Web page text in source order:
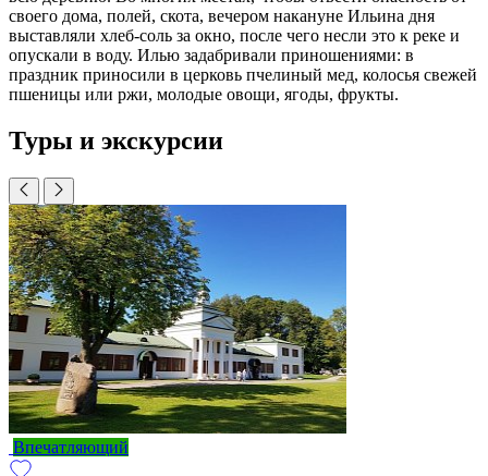
своего дома, полей, скота, вечером накануне Ильина дня
выставляли хлеб-соль за окно, после чего несли это к реке и
опускали в воду. Илью задабривали приношениями: в
праздник приносили в церковь пчелиный мед, колосья свежей
пшеницы или ржи, молодые овощи, ягоды, фрукты.
Туры и экскурсии
Впечатляющий